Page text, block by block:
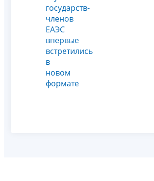
государств-
членов
ЕАЭС
впервые
встретились
в
новом
формате